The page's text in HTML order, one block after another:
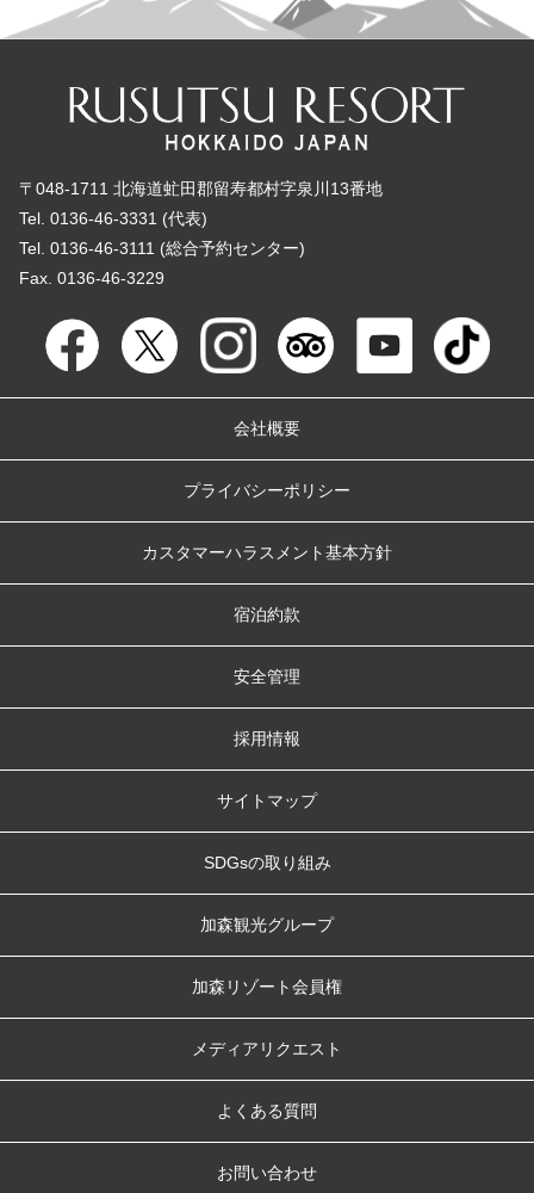
〒048-1711 北海道虻田郡留寿都村字泉川13番地
Tel. 0136-46-3331 (代表)
Tel. 0136-46-3111 (総合予約センター)
Fax. 0136-46-3229
会社概要
プライバシーポリシー
カスタマーハラスメント基本方針
宿泊約款
安全管理
採用情報
サイトマップ
SDGsの取り組み
加森観光グループ
加森リゾート会員権
メディアリクエスト
よくある質問
お問い合わせ